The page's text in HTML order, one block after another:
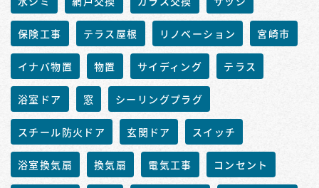
保険工事 テラス屋根 リノベーション 宮崎市
イナバ物置 物置 サイディング テラス
浴室ドア 窓 シーリングプラグ
スチール防火ドア 玄関ドア スイッチ
浴室換気扇 換気扇 電気工事 コンセント